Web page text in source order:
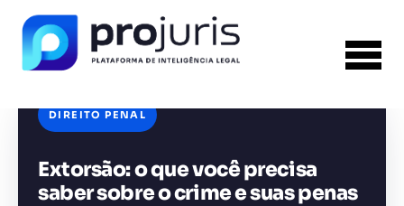
DIREITO PENAL
Extorsão: o que você precisa
saber sobre o crime e suas penas
FERRAMENTA RECOMENDADA PARA ESTE
CONTEÚDO
Gestão de Contratos